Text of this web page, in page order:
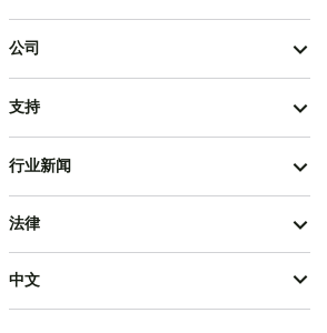
公司
支持
行业新闻
法律
中文